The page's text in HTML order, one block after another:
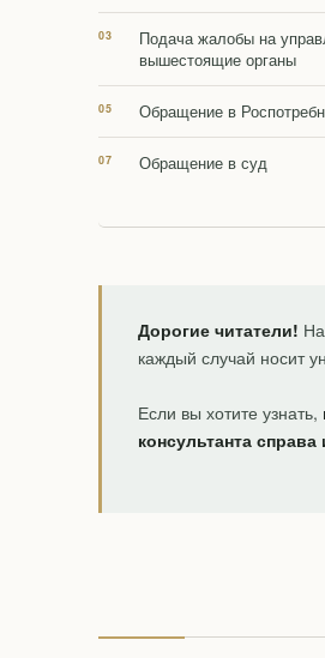
Подача жалобы на
вышестоящие органы
Обращение в
Обращение в суд
Дорогие читатели!
каждый случай носит
Если вы хотите узнать,
консультанта